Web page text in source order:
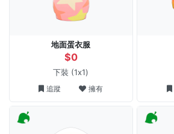
地面蛋衣服
$0
下裝 (1x1)
追蹤 擁有